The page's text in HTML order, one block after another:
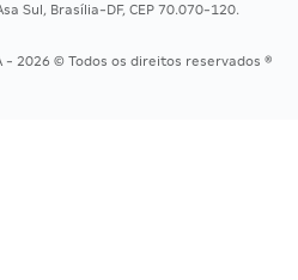
Sul, Brasília-DF, CEP 70.070-120.
- 2026 © Todos os direitos reservados ®